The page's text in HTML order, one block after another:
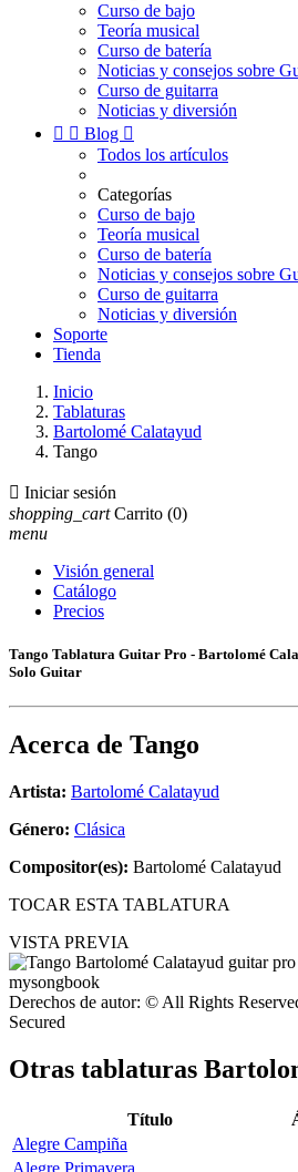
Curso de bajo
Teoría musical
Curso de batería
Noticias y consejos sobre
Curso de guitarra
Noticias y diversión
  Blog 
Todos los artículos
Categorías
Curso de bajo
Teoría musical
Curso de batería
Noticias y consejos sobre
Curso de guitarra
Noticias y diversión
Soporte
Tienda
Inicio
Tablaturas
Bartolomé Calatayud
Tango
 Iniciar sesión
shopping_cart Carrito (0)
menu
Visión general
Catálogo
Precios
Tango Tablatura Guitar Pro - Bartolomé
Solo Guitar
Acerca de Tango
Artista: Bartolomé Calatayud
Género: Clásica
Compositor(es): Bartolomé Calatayud
TOCAR ESTA TABLATURA
VISTA PREVIA
Derechos de autor: © All Rights
Secured
Otras tablaturas
Título
Alegre Campiña
Alegre Primavera